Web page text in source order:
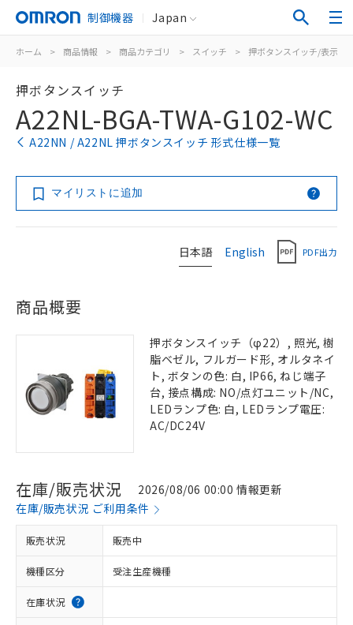
制御機器 Japan
ホーム > 商品情報 > 商品カテゴリ > スイッチ > 押ボタンスイッチ/表示灯
押ボタンスイッチ
A22NL-BGA-TWA-G102-WC
A22NN / A22NL 押ボタンスイッチ 形式仕様一覧
マイリストに追加
日本語 English PDF出力
商品概要
押ボタンスイッチ（φ22）, 照光, 樹
脂ベゼル, フルガード形, オルタネイ
ト, ボタンの色: 白, IP66, ねじ端子
台, 接点構成: NO/点灯ユニット/NC,
LEDランプ色: 白, LEDランプ電圧:
AC/DC24V
在庫/販売状況
2026/08/06 00:00 情報更新
在庫/販売状況 ご利用条件
販売状況 販売中
機種区分 受注生産機種
在庫状況